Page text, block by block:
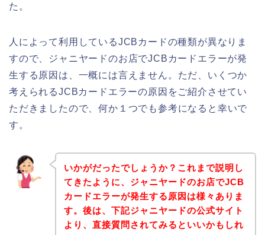
た。
人によって利用しているJCBカードの種類が異なりま
すので、ジャニヤードのお店でJCBカードエラーが発
生する原因は、一概には言えません。ただ、いくつか
考えられるJCBカードエラーの原因をご紹介させてい
ただきましたので、何か１つでも参考になると幸いで
す。
いかがだったでしょうか？これまで説明し
てきたように、ジャニヤードのお店でJCB
カードエラーが発生する原因は様々ありま
す。後は、下記ジャニヤードの公式サイト
より、直接質問されてみるといいかもしれ